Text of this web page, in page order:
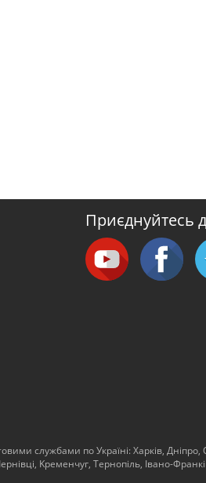
Приєднуйтесь
службами по Україні: Харків,
Kременчуг, Тернопіль, Івано-